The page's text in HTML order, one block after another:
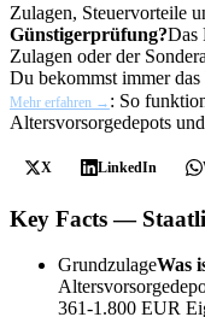
Zulagen, Steuervorteile
Günstigerprüfung?Das
Zulagen oder der
Du bekommst immer das
Mehr erfahren → : So
Altersvorsorgedepots
X LinkedIn
Key Facts —
GrundzulageWas
361-1.800 EUR